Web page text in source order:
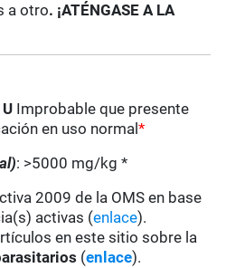
a otro. ¡ATÉNGASE A LA
U Improbable que presente
en uso normal*
: >5000 mg/kg *
2009 de la OMS en base
activas (enlace).
en este sitio sobre la
(enlace).